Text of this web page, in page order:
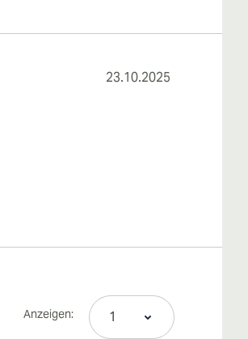
23.10.2025
Anzeigen: